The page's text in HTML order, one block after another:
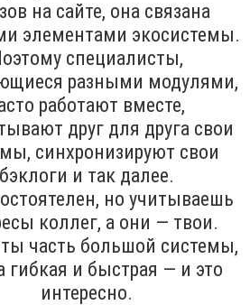
на сайте, она связана
элементами экосистемы.
специалисты,
разными модулями,
работают вместе,
друг для друга свои
синхронизируют свои
бэклоги и так далее.
но учитываешь
коллег, а они — твои.
ты часть большой системы,
гибкая и быстрая — и это
интересно.